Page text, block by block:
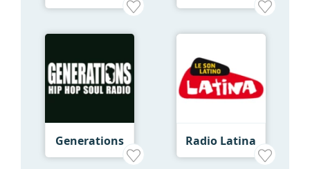
Generations Radio Latina